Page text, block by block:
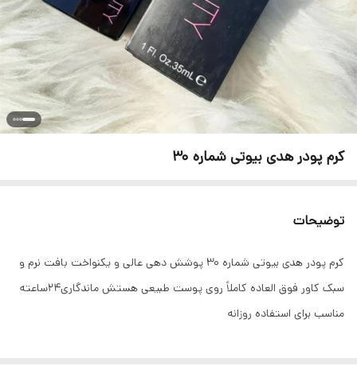
کرم پودر هدی بیوتی شماره 30
توضیحات
کرم پودر هدی بیوتی شماره 30 پوشش دهی عالی و یکنواخت بافت نرم و
سبک کاور فوق العاده کاملاً روی پوست طبیعی هستش ماندگاری۲۴ساعته
مناسب برای استفاده روزانه